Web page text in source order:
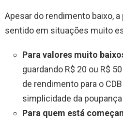
Apesar do rendimento baixo,
sentido em situações muito
Para valores muito
guardando R$ 20 ou R$
de rendimento para o
simplicidade da
Para quem está